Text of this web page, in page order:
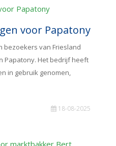
voor Papatony
bezoekers van Friesland
Papatony. Het bedrijf heeft
in gebruik genomen,
18-08-2025